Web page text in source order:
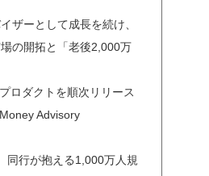
ザーとして成長を続け、
の開拓と「老後2,000万
ロダクトを順次リリース
Advisory
同行が抱える1,000万人規